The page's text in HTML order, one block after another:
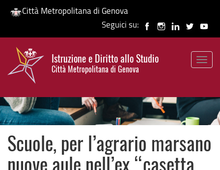
Salta
contenuto
principale
Città Metropolitana di Genova
Seguici su:
Istruzione e Diritto allo Studio
Città Metropolitana di Genova
HP banner
Scuole, per l’agrario marsano